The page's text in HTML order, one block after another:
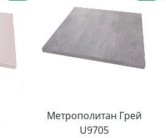
Метрополитан Грей
U9705